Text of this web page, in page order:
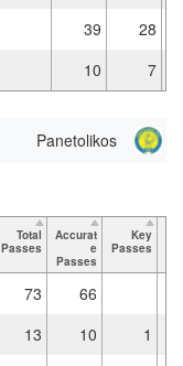
39
28
10 7
Panetolikos
Total
Passes
Accurat
e
Passes
Key
Passes
73
66
13 10
1